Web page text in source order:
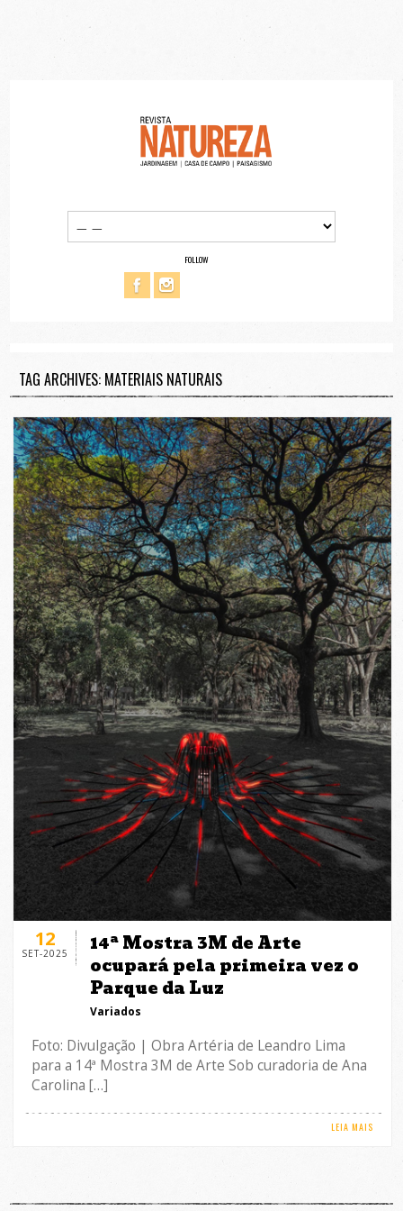
FOLLOW
TAG ARCHIVES: MATERIAIS NATURAIS
12
SET-2025
14ª Mostra 3M de Arte
ocupará pela primeira vez o
Parque da Luz
Variados
Foto: Divulgação | Obra Artéria de Leandro Lima
para a 14ª Mostra 3M de Arte Sob curadoria de Ana
Carolina […]
LEIA MAIS